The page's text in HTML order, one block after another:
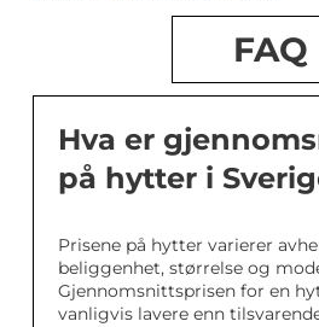
FAQ
Hva er
på hytter i
Prisene på hytter varierer
beliggenhet, størrelse og
Gjennomsnittsprisen for en
vanligvis lavere enn